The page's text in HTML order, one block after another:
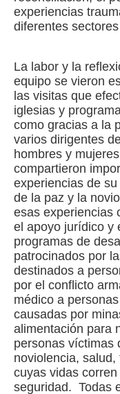
experiencias
diferentes
La labor y la
equipo se vieron
las visitas que
iglesias y
como gracias a la
varios dirigentes
hombres y
compartieron
experiencias de
de la paz y la
esas experiencias
el apoyo jurídico y
programas de
patrocinados por
destinados a
por el conflicto
médico a
causadas por
alimentación para
personas víctimas
noviolencia,
cuyas vidas
seguridad. Todas